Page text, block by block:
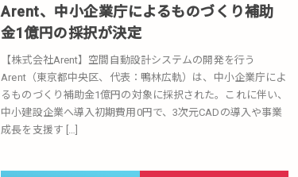
Arent、中小企業庁によるものづくり補助
金1億円の採択が決定
【株式会社Arent】空間自動設計システムの開発を行う
Arent（東京都中央区、代表：鴨林広軌）は、中小企業庁によ
るものづくり補助金1億円の対象に採択された。これに伴い、
中小建設企業へ導入初期費用0円で、3次元CADの導入や事業
成長を支援す […]